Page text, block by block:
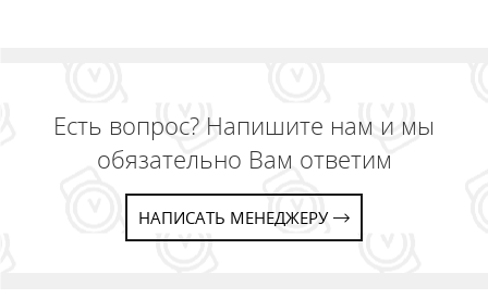
Есть вопрос? Напишите нам и мы
обязательно Вам ответим
НАПИСАТЬ МЕНЕДЖЕРУ